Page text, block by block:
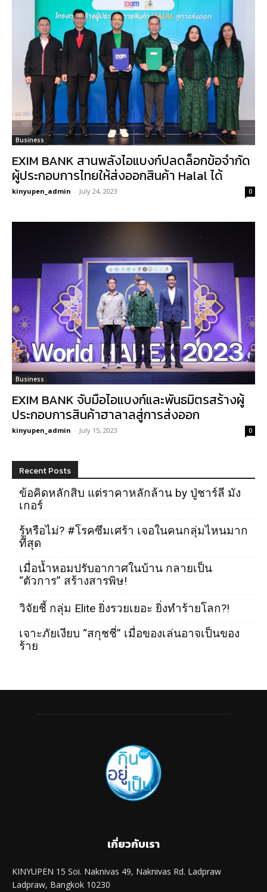
Business
EXIM BANK สานพลังไอแบงก์ปลดล็อกข้อจำกัด
ผู้ประกอบการไทยให้ส่งออกสินค้า Halal ได้
kinyupen_admin - July 24, 2023 0
Business
EXIM BANK จับมือไอแบงก์และพันธมิตรสร้างผู้
ประกอบการสินค้าฮาลาลสู่การส่งออก
kinyupen_admin - July 15, 2023 0
Recent Posts
ข้อคิดหลักสิบ แต่ราคาหลักล้าน by ปู่ชาร์ลี มัง
เกอร์
รู้หรือไม่? #โรคซึมเศร้า เจอในคนกลุ่มไหนมาก
ที่สุด
เมื่อน้ำหอมปรับอากาศในบ้าน กลายเป็น
“ตัวการ” สร้างสารพิษ!
วิจัยชี้ กลุ่ม Elite ยิ่งรวยเยอะ ยิ่งทำร้ายโลก?!
เจาะภัยเงียบ “สกุชชี่” เมื่อของเล่นอาจเป็นของ
ร้าย
เกี่ยวกับเรา
KINYUPEN 15 Soi. Naknivas 49, Naknivas Rd. Ladpraw
Ladpraw, Bangkok 10230